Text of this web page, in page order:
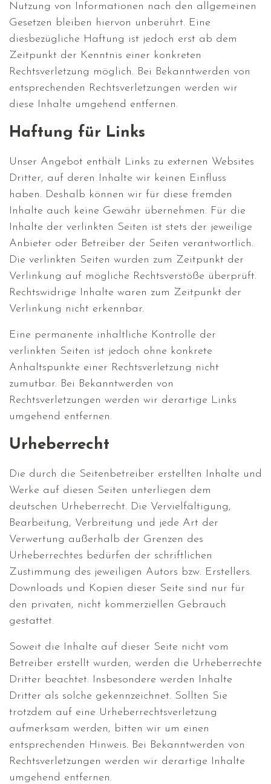
Nutzung von Informationen nach den allgemeinen
Gesetzen bleiben hiervon unberührt. Eine
diesbezügliche Haftung ist jedoch erst ab dem
Zeitpunkt der Kenntnis einer konkreten
Rechtsverletzung möglich. Bei Bekanntwerden von
entsprechenden Rechtsverletzungen werden wir
diese Inhalte umgehend entfernen.
Haftung für Links
Unser Angebot enthält Links zu externen Websites
Dritter, auf deren Inhalte wir keinen Einfluss
haben. Deshalb können wir für diese fremden
Inhalte auch keine Gewähr übernehmen. Für die
Inhalte der verlinkten Seiten ist stets der jeweilige
Anbieter oder Betreiber der Seiten verantwortlich.
Die verlinkten Seiten wurden zum Zeitpunkt der
Verlinkung auf mögliche Rechtsverstöße überprüft.
Rechtswidrige Inhalte waren zum Zeitpunkt der
Verlinkung nicht erkennbar.
Eine permanente inhaltliche Kontrolle der
verlinkten Seiten ist jedoch ohne konkrete
Anhaltspunkte einer Rechtsverletzung nicht
zumutbar. Bei Bekanntwerden von
Rechtsverletzungen werden wir derartige Links
umgehend entfernen.
Urheberrecht
Die durch die Seitenbetreiber erstellten Inhalte und
Werke auf diesen Seiten unterliegen dem
deutschen Urheberrecht. Die Vervielfältigung,
Bearbeitung, Verbreitung und jede Art der
Verwertung außerhalb der Grenzen des
Urheberrechtes bedürfen der schriftlichen
Zustimmung des jeweiligen Autors bzw. Erstellers.
Downloads und Kopien dieser Seite sind nur für
den privaten, nicht kommerziellen Gebrauch
gestattet.
Soweit die Inhalte auf dieser Seite nicht vom
Betreiber erstellt wurden, werden die Urheberrechte
Dritter beachtet. Insbesondere werden Inhalte
Dritter als solche gekennzeichnet. Sollten Sie
trotzdem auf eine Urheberrechtsverletzung
aufmerksam werden, bitten wir um einen
entsprechenden Hinweis. Bei Bekanntwerden von
Rechtsverletzungen werden wir derartige Inhalte
umgehend entfernen.